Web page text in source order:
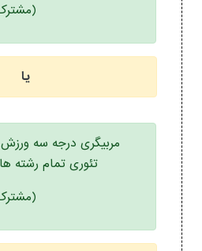
یا
مربیگری درجه سه
تئوری تمام رشته